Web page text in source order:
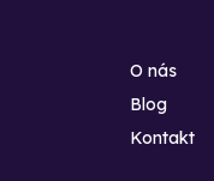
O nás
Blog
Kontakt